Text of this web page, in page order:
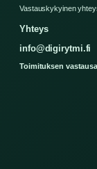
Vastauskykyinen
Yhteys
info@digirytmi.fi
Toimituksen